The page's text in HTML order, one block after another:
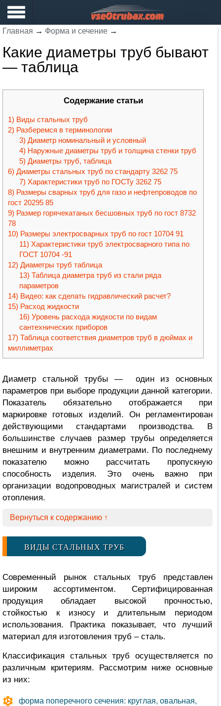
Главная → Форма и сечение →
Какие диаметры труб бывают
— таблица
Содержание статьи
Виды стальных труб
Разберемся в терминологии
Диаметр номинальный и условный
Наружные диаметры труб и толщина стенки труб
Диаметры труб, таблица
Диаметры стальных труб по стандарту 3262 75
Характеристики труб по ГОСТу 3262 75
Размеры сварных труб для газо и нефтепроводов по
гост 20295 85
Размер горячекатаных бесшовных труб по гост 8732
78
Размеры электросварных труб по гост 10704 91
Характеристики труб электросварного типа по
ГОСТ 10704 -91
Диаметры труб таблица
Таблица диаметра труб из стали ряда
параметров
Видео: как сделать гидравлический расчет?
Расход жидкости
Уровень расхода жидкости по видам
сантехнических приборов
Таблица соответствия диаметров труб в дюймах и
миллиметрах
Диаметр стальной трубы — один из основных
параметров при выборе продукции данной категории.
Показатель обязательно отображается при
маркировке готовых изделий. Он регламентирован
действующими стандартами производства. В
большинстве случаев размер трубы определяется
внешним и внутренним диаметрами. По последнему
показателю можно рассчитать пропускную
способность изделия. Это очень важно при
организации водопроводных магистралей и систем
отопления.
Вернуться к содержанию ↑
ВИДЫ СТАЛЬНЫХ ТРУБ
Современный рынок стальных труб представлен
широким ассортиментом. Сертифицированная
продукция обладает высокой прочностью,
стойкостью к износу и длительным периодом
использования. Практика показывает, что лучший
материал для изготовления труб – сталь.
Классификация стальных труб осуществляется по
различным критериям. Рассмотрим ниже основные
из них:
форма поперечного сечения: круглая, овальная,